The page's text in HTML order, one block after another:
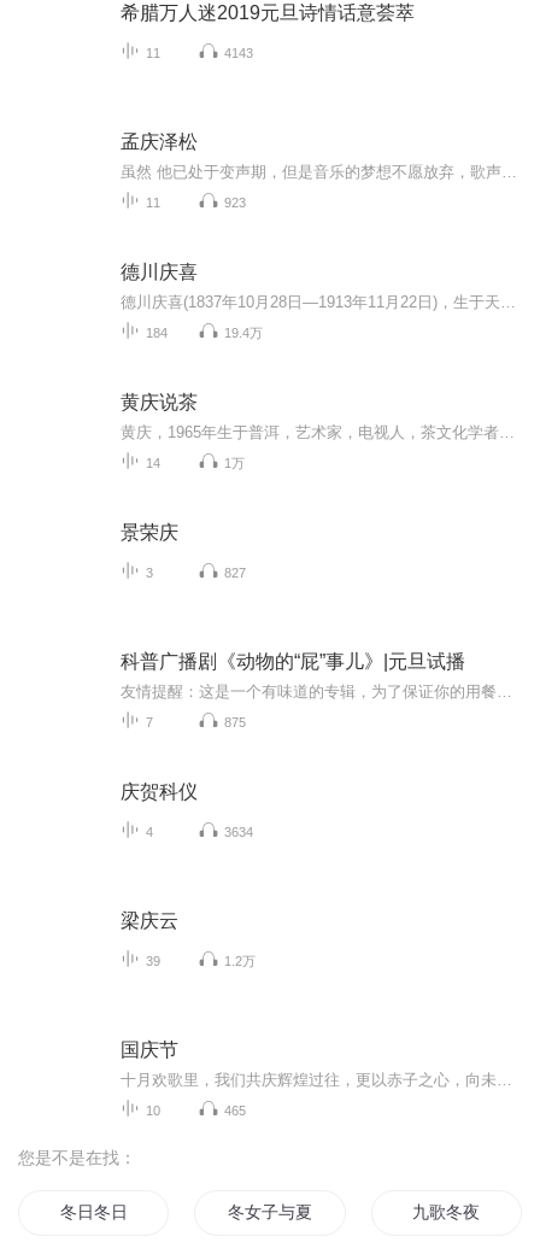
希腊万人迷2019元旦诗情话意荟萃
11 4143
孟庆泽松
11 923
德川庆喜
184 19.4万
黄庆说茶
14 1万
景荣庆
3 827
科普广播剧《动物的“屁”事儿》|元旦试播
7 875
庆贺科仪
4 3634
梁庆云
39 1.2万
国庆节
10 465
您是不是在找：
冬日冬日 冬女子与夏女子 九歌冬夜